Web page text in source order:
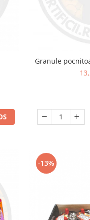
Granule
-13%